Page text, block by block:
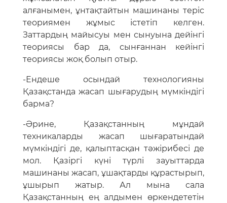
алғанымен, ұнтақтайтын машинаны теріс
теориямен жұмыс істетіп келген.
Заттардың майысуы мен сынуына дейінгі
теориясы бар да, сынғаннан кейінгі
теориясы жоқ болып отыр.
-Ендеше осындай технологияны
Қазақстанда жасап шығарудың мүмкіндігі
барма?
-Әрине, Қазақстанның мұндай
техникаларды жасап шығаратындай
мүмкіндігі де, қалыптасқан тәжірибесі де
мол. Қазіргі күні түрлі зауыттарда
машинаны жасап, ұшақтарды құрастырып,
ұшырып жатыр. Ал мына сала
Қазақстанның ең алдымен өркендететін